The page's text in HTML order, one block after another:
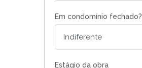
Em condomínio fechado?
Estágio da obra